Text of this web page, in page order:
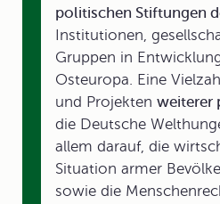
politischen Stiftungen
Institutionen,
Gruppen in
Osteuropa. Eine
und Projekten weiterer
die Deutsche
allem darauf, die
Situation armer
sowie die